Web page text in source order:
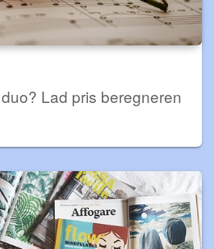
Lad pris beregneren